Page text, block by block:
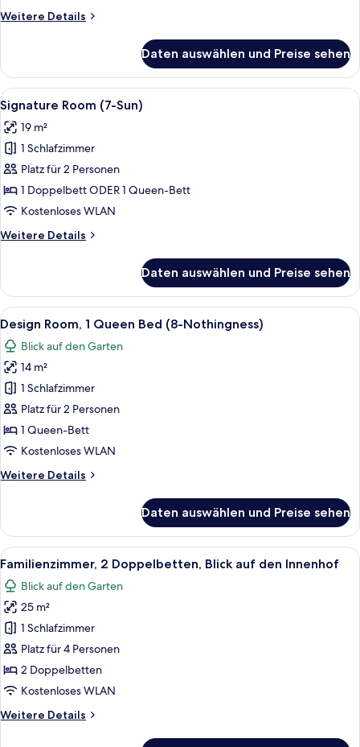
Earth)
Weitere Details
Weitere
Room,
Queen
Bed
(6-
Earth)
Daten auswählen und Preise sehen
Alle
Fotos
für
Signature
Room
(7-
Sun)
Ein Zimmer mit einem Bett, einem
10
Signature Room (7-Sun)
19 m²
1 Schlafzimmer
Platz für 2 Personen
1 Doppelbett ODER 1 Queen-Bett
Kostenloses WLAN
Weitere Details
Weitere
Room
(7-
Sun)
Daten auswählen und Preise sehen
Alle
Fotos
für
Design
Room,
1
Queen
Bed
Nothingness)
Ein kleiner, gemütlicher Raum mit
12
Design Room, 1 Queen Bed (8-Nothingness)
Blick auf den Garten
14 m²
1 Schlafzimmer
Platz für 2 Personen
1 Queen-Bett
Kostenloses WLAN
Weitere Details
Weitere
Room,
Queen
Bed
(8-
Nothingness)
Daten auswählen und Preise sehen
Alle
Fotos
für
Familienzimmer,
2 Doppelbetten,
Blick
auf
den
anzeigen
Familienzimmer, 2 Doppelbetten,
24
Familienzimmer, 2 Doppelbetten, Blick auf den Innenhof
Blick auf den Garten
25 m²
1 Schlafzimmer
Platz für 4 Personen
2 Doppelbetten
Kostenloses WLAN
Weitere Details
Weitere